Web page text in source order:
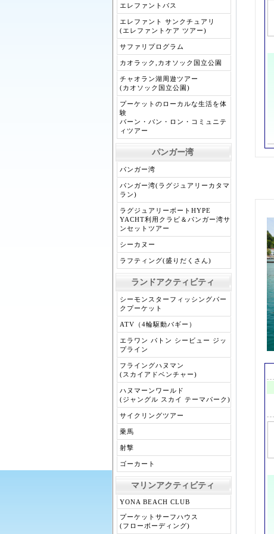
エレファントバス
エレファント サンクチュアリ
(エレファントケア ツアー)
サファリプログラム
カオラック,カオソック国立公園
チャオラン湖周遊ツアー
(カオソック国立公園)
プーケットのローカルな生活を体
験
バーン・バン・ロン・コミュニテ
ィツアー
パンガー湾
パンガー湾
パンガー湾(ラグジュアリーカタマ
ラン)
ラグジュアリーボートHYPE
YACHT利用クラビ＆パンガー湾サ
ンセットツアー
シーカヌー
ラフティング(盛りだくさん)
ランドアクティビティ
シーモンスターフィッシングパー
クプーケット
ATV（4輪駆動バギー）
エラワン パトン シービュー ジッ
プライン
フライングハヌマン
(スカイアドベンチャー)
ハヌマーンワールド
(ジャングル スカイ テーマパーク)
サイクリングツアー
乗馬
射撃
ゴーカート
マリンアクティビティ
YONA BEACH CLUB
プーケットサーフハウス
(フローボーディング)